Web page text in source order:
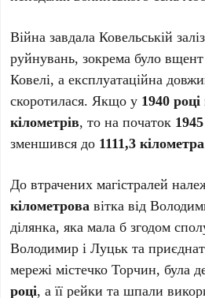
Війна завдала Ковельській
руйнувань, зокрема було
Ковелі, а експлуатаційна
скоротилася. Якщо у 1940 році
кілометрів, то на початок
зменшився до 1111,3 кілометра
До втрачених магістралей
кілометрова вітка від
ділянка, яка мала б згодом
Володимир і Луцьк та
мережі містечко Торчин, була
році, а її рейки та шпали